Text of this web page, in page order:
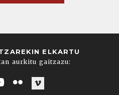
ELKARTU
aurkitu gaitzazu: